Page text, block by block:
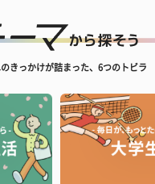
きっかけが詰まった、6つのトビラ